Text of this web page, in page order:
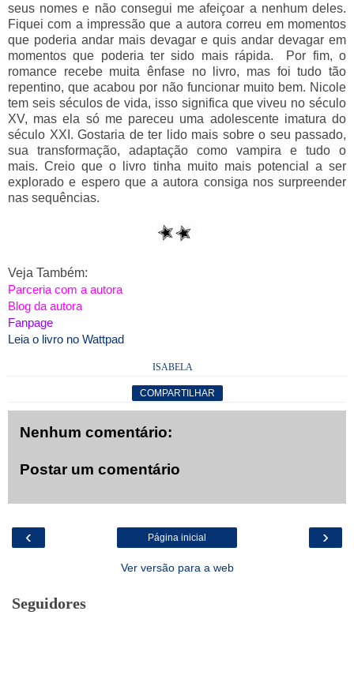
seus nomes e não consegui me afeiçoar a nenhum deles.
Fiquei com a impressão que a autora correu em momentos
que poderia andar mais devagar e quis andar devagar em
momentos que poderia ter sido mais rápida. Por fim, o
romance recebe muita ênfase no livro, mas foi tudo tão
repentino, que acabou por não funcionar muito bem. Nicole
tem seis séculos de vida, isso significa que viveu no século
XV, mas ela só me pareceu uma adolescente imatura do
século XXI. Gostaria de ter lido mais sobre o seu passado,
sua transformação, adaptação como vampira e tudo o
mais. Creio que o livro tinha muito mais potencial a ser
explorado e espero que a autora consiga nos surpreender
nas sequências.
Veja Também:
Parceria com a autora
Blog da autora
Fanpage
Leia o livro no Wattpad
ISABELA
COMPARTILHAR
Nenhum comentário:
Postar um comentário
‹ ›
Página inicial
Ver versão para a web
Seguidores